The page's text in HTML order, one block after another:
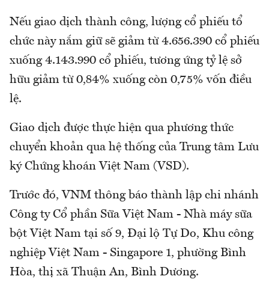
Nếu giao dịch thành công, lượng cổ phiếu tổ
chức này nắm giữ sẽ giảm từ 4.656.390 cổ phiếu
xuống 4.143.990 cổ phiếu, tương ứng tỷ lệ sở
hữu giảm từ 0,84% xuống còn 0,75% vốn điều
lệ.
Giao dịch được thực hiện qua phương thức
chuyển khoản qua hệ thống của Trung tâm Lưu
ký Chứng khoán Việt Nam (VSD).
Trước đó, VNM thông báo thành lập chi nhánh
Công ty Cổ phần Sữa Việt Nam - Nhà máy sữa
bột Việt Nam tại số 9, Đại lộ Tự Do, Khu công
nghiệp Việt Nam - Singapore 1, phường Bình
Hòa, thị xã Thuận An, Bình Dương.